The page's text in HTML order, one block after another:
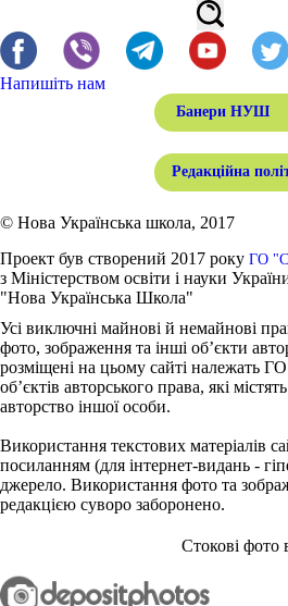
Напишіть нам
Банери НУШ
Редакційна
© Нова Українська школа, 2017
Проект був створений 2017 року ГО
з Міністерством освіти і науки
"Нова Українська Школа"
Усі виключні майнові й немайнові
фото, зображення та інші об’єкти
розміщені на цьому сайті належать
об’єктів авторського права, які
авторство іншої особи.
Використання текстових матеріалів
посиланням (для інтернет-видань -
джерело. Використання фото та
редакцією суворо заборонено.
Стокові фото